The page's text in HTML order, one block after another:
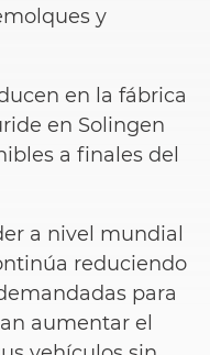
y
en la fábrica
en Solingen
a finales del
a nivel mundial
reduciendo
para
aumentar el